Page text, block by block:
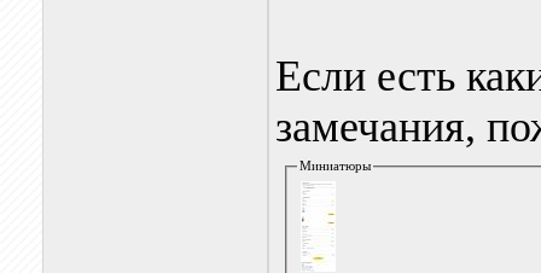
Если есть
замечания,
Миниатюры